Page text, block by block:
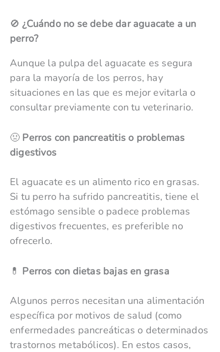
🚫 ¿Cuándo no se debe dar aguacate a un
perro?
Aunque la pulpa del aguacate es segura
para la mayoría de los perros, hay
situaciones en las que es mejor evitarla o
consultar previamente con tu veterinario.
🤢 Perros con pancreatitis o problemas
digestivos
El aguacate es un alimento rico en grasas.
Si tu perro ha sufrido pancreatitis, tiene el
estómago sensible o padece problemas
digestivos frecuentes, es preferible no
ofrecerlo.
💊 Perros con dietas bajas en grasa
Algunos perros necesitan una alimentación
específica por motivos de salud (como
enfermedades pancreáticas o determinados
trastornos metabólicos). En estos casos,